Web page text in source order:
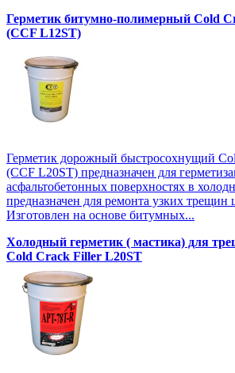
Герметик битумно-полимерный Cold
(CCF L12SТ)
Герметик дорожный быстросохнущий
(CCF L20SТ) предназначен для
асфальтобетонных поверхностях в
предназначен для ремонта узких
Изготовлен на основе битумных...
Холодный герметик ( мастика) для
Cold Crack Filler L20SТ